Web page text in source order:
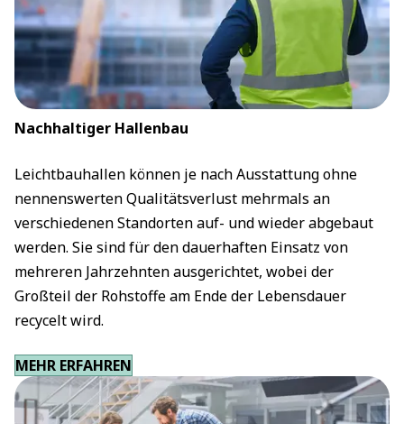
Nachhaltiger Hallenbau
Leichtbauhallen können je nach Ausstattung ohne
nennenswerten Qualitätsverlust mehrmals an
verschiedenen Standorten auf- und wieder abgebaut
werden. Sie sind für den dauerhaften Einsatz von
mehreren Jahrzehnten ausgerichtet, wobei der
Großteil der Rohstoffe am Ende der Lebensdauer
recycelt wird.
MEHR ERFAHREN